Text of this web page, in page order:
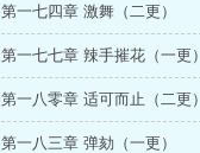
第一七四章 激舞（二更）
第一七七章 辣手摧花（一更）
第一八零章 适可而止（二更）
第一八三章 弹劾（一更）